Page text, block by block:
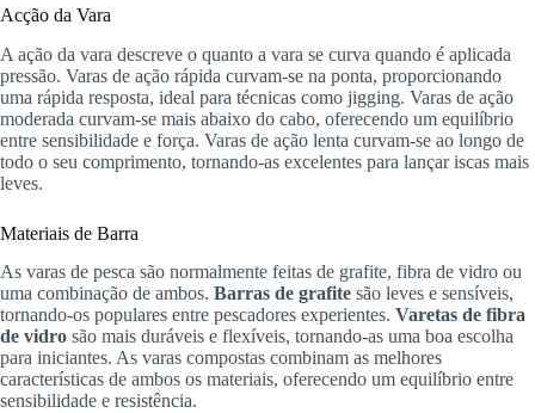
Acção da Vara
A ação da vara descreve o quanto a vara se curva quando é aplicada
pressão. Varas de ação rápida curvam-se na ponta, proporcionando
uma rápida resposta, ideal para técnicas como jigging. Varas de ação
moderada curvam-se mais abaixo do cabo, oferecendo um equilíbrio
entre sensibilidade e força. Varas de ação lenta curvam-se ao longo de
todo o seu comprimento, tornando-as excelentes para lançar iscas mais
leves.
Materiais de Barra
As varas de pesca são normalmente feitas de grafite, fibra de vidro ou
uma combinação de ambos. Barras de grafite são leves e sensíveis,
tornando-os populares entre pescadores experientes. Varetas de fibra
de vidro são mais duráveis e flexíveis, tornando-as uma boa escolha
para iniciantes. As varas compostas combinam as melhores
características de ambos os materiais, oferecendo um equilíbrio entre
sensibilidade e resistência.